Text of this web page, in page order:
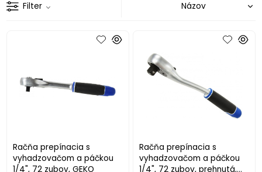
Filter
Račňa prepínacia s
vyhadzovačom a páčkou
1/4", 72 zubov, GEKO
Račňa prepínacia s
vyhadzovačom a páčkou
1/4", 72 zubov, prehnutá,